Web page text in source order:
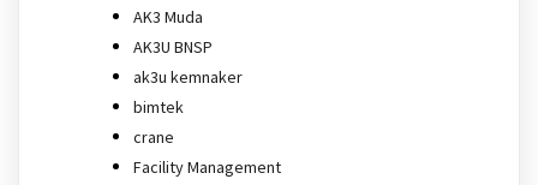
AK3 Muda
AK3U BNSP
ak3u kemnaker
bimtek
crane
Facility Management